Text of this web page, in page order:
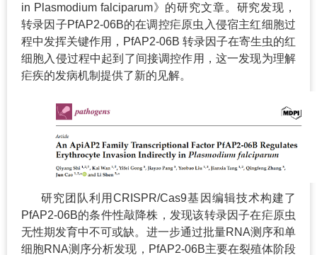
in Plasmodium falciparum》的研究文章。研究发现，
转录因子PfAP2-06B的在调控疟原虫入侵宿主红细胞过
程中发挥关键作用，PfAP2-06B 转录因子在寄生虫的红
细胞入侵过程中起到了间接调控作用，这一发现为理解
疟疾的发病机制提供了新的见解。
研究团队利用CRISPR/Cas9基因编辑技术构建了
PfAP2-06B的条件性敲降株，发现该转录因子在疟原虫
无性期发育中不可或缺。进一步通过批量RNA测序和单
细胞RNA测序分析发现，PfAP2-06B主要在裂殖体阶段